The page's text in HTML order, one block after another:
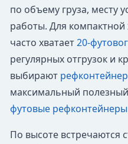
по объему груза, месту
работы. Для
часто хватает20-
регулярных отгрузок и
выбирают
максимальный
футовые рефконтейнеры
По высоте встречаются